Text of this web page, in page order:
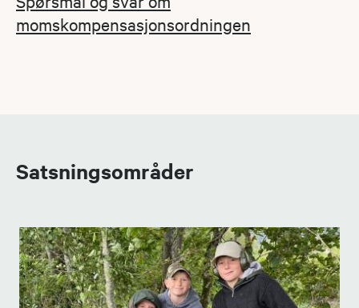
momskompensasjonsordningen
Satsningsområder